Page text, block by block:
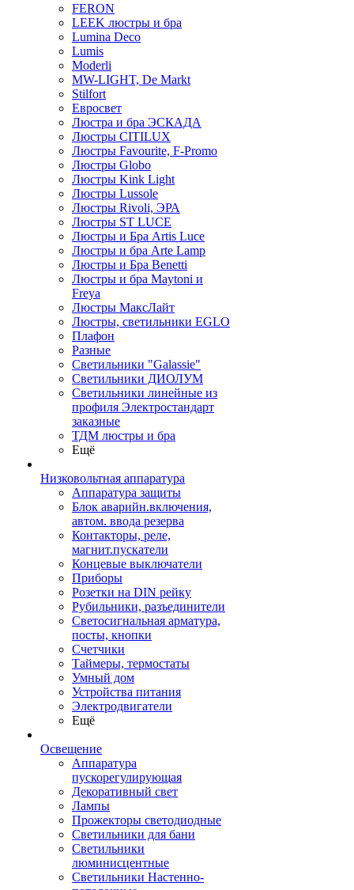
FERON
LEEK люстры и бра
Lumina Deco
Lumis
Moderli
MW-LIGHT, De Markt
Stilfort
Евросвет
Люстра и бра ЭСКАДА
Люстры CITILUX
Люстры Favourite, F-Promo
Люстры Globo
Люстры Kink Light
Люстры Lussole
Люстры Rivoli, ЭРА
Люстры ST LUCE
Люстры и Бра Artis Luce
Люстры и бра Arte Lamp
Люстры и Бра Benetti
Люстры и бра Maytoni и
Freya
Люстры МаксЛайт
Люстры, светильники EGLO
Плафон
Разные
Светильники "Galassie"
Светильники ДИОЛУМ
Светильники линейные из
профиля Электростандарт
заказные
ТДМ люстры и бра
Ещё
Низковольтная аппаратура
Аппаратура защиты
Блок аварийн.включения,
автом. ввода резерва
Контакторы, реле,
магнит.пускатели
Концевые выключатели
Приборы
Розетки на DIN рейку
Рубильники, разъединители
Светосигнальная арматура,
посты, кнопки
Счетчики
Таймеры, термостаты
Умный дом
Устройства питания
Электродвигатели
Ещё
Освещение
Аппаратура
пускорегулирующая
Декоративный свет
Лампы
Прожекторы светодиодные
Светильники для бани
Светильники
люминисцентные
Светильники Настенно-